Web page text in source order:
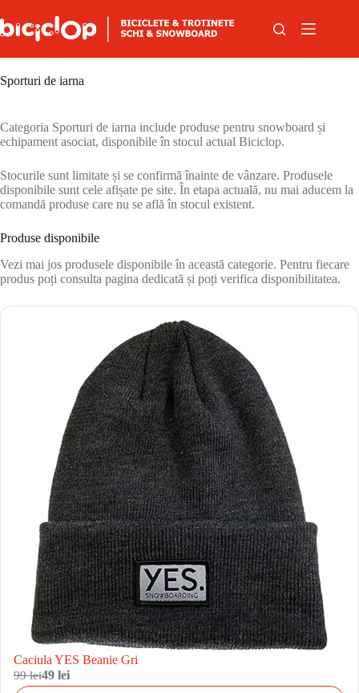
Sporturi de iarna
Categoria Sporturi de iarna include produse pentru snowboard și
echipament asociat, disponibile în stocul actual Biciclop.
Stocurile sunt limitate și se confirmă înainte de vânzare. Produsele
disponibile sunt cele afișate pe site. În etapa actuală, nu mai aducem la
comandă produse care nu se află în stocul existent.
Produse disponibile
Vezi mai jos produsele disponibile în această categorie. Pentru fiecare
produs poți consulta pagina dedicată și poți verifica disponibilitatea.
Caciula YES Beanie Gri
99 lei49 lei